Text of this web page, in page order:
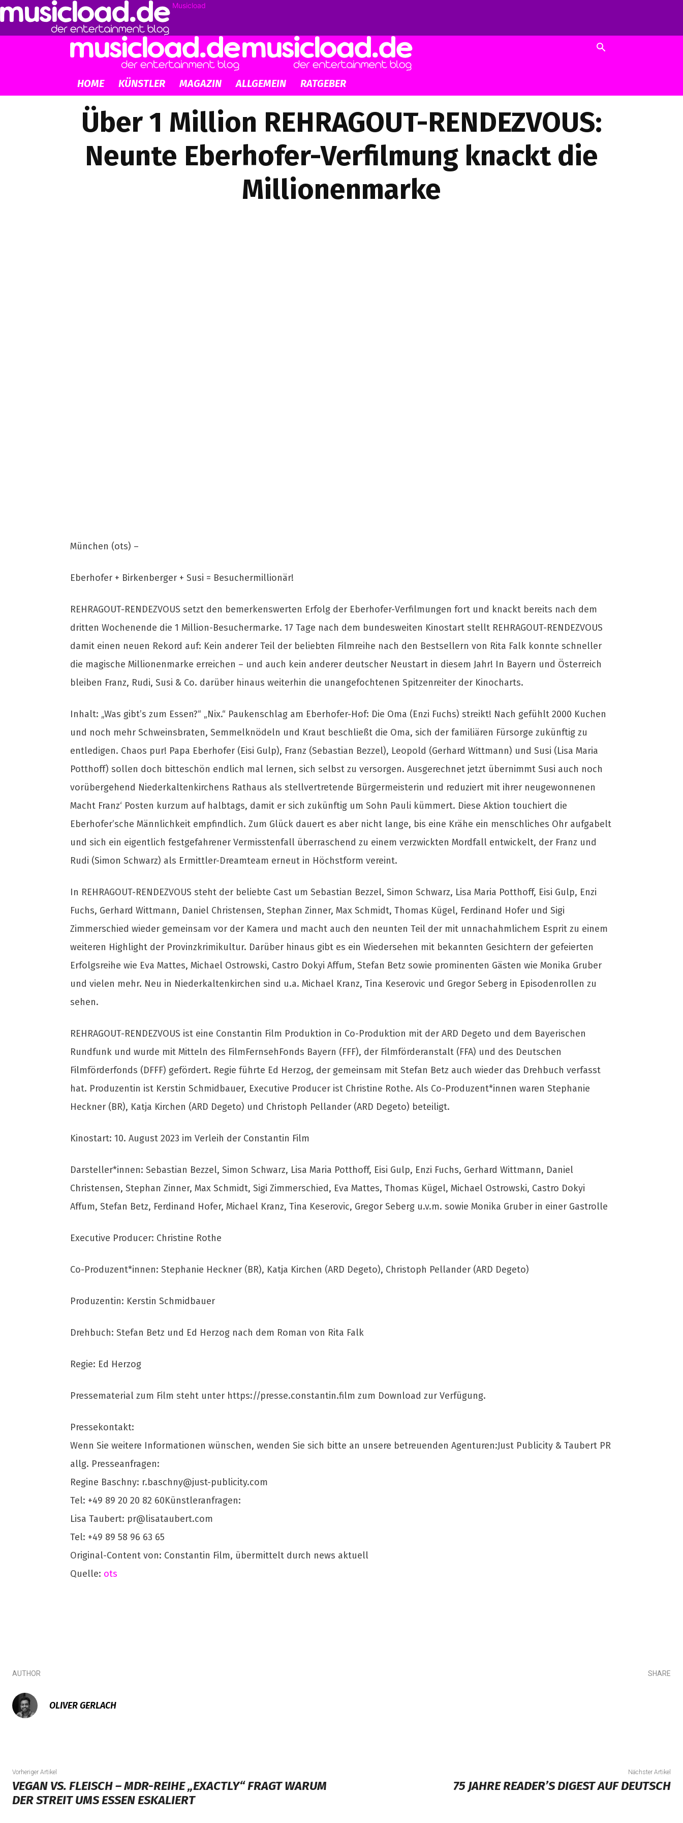
Musicload
HOME KÜNSTLER MAGAZIN ALLGEMEIN RATGEBER
Über 1 Million REHRAGOUT-RENDEZVOUS:
Neunte Eberhofer-Verfilmung knackt die
Millionenmarke
München (ots) –
Eberhofer + Birkenberger + Susi = Besuchermillionär!
REHRAGOUT-RENDEZVOUS setzt den bemerkenswerten Erfolg der Eberhofer-Verfilmungen fort und knackt bereits nach dem
dritten Wochenende die 1 Million-Besuchermarke. 17 Tage nach dem bundesweiten Kinostart stellt REHRAGOUT-RENDEZVOUS
damit einen neuen Rekord auf: Kein anderer Teil der beliebten Filmreihe nach den Bestsellern von Rita Falk konnte schneller
die magische Millionenmarke erreichen – und auch kein anderer deutscher Neustart in diesem Jahr! In Bayern und Österreich
bleiben Franz, Rudi, Susi & Co. darüber hinaus weiterhin die unangefochtenen Spitzenreiter der Kinocharts.
Inhalt: „Was gibt’s zum Essen?“ „Nix.“ Paukenschlag am Eberhofer-Hof: Die Oma (Enzi Fuchs) streikt! Nach gefühlt 2000 Kuchen
und noch mehr Schweinsbraten, Semmelknödeln und Kraut beschließt die Oma, sich der familiären Fürsorge zukünftig zu
entledigen. Chaos pur! Papa Eberhofer (Eisi Gulp), Franz (Sebastian Bezzel), Leopold (Gerhard Wittmann) und Susi (Lisa Maria
Potthoff) sollen doch bitteschön endlich mal lernen, sich selbst zu versorgen. Ausgerechnet jetzt übernimmt Susi auch noch
vorübergehend Niederkaltenkirchens Rathaus als stellvertretende Bürgermeisterin und reduziert mit ihrer neugewonnenen
Macht Franz‘ Posten kurzum auf halbtags, damit er sich zukünftig um Sohn Pauli kümmert. Diese Aktion touchiert die
Eberhofer’sche Männlichkeit empfindlich. Zum Glück dauert es aber nicht lange, bis eine Krähe ein menschliches Ohr aufgabelt
und sich ein eigentlich festgefahrener Vermisstenfall überraschend zu einem verzwickten Mordfall entwickelt, der Franz und
Rudi (Simon Schwarz) als Ermittler-Dreamteam erneut in Höchstform vereint.
In REHRAGOUT-RENDEZVOUS steht der beliebte Cast um Sebastian Bezzel, Simon Schwarz, Lisa Maria Potthoff, Eisi Gulp, Enzi
Fuchs, Gerhard Wittmann, Daniel Christensen, Stephan Zinner, Max Schmidt, Thomas Kügel, Ferdinand Hofer und Sigi
Zimmerschied wieder gemeinsam vor der Kamera und macht auch den neunten Teil der mit unnachahmlichem Esprit zu einem
weiteren Highlight der Provinzkrimikultur. Darüber hinaus gibt es ein Wiedersehen mit bekannten Gesichtern der gefeierten
Erfolgsreihe wie Eva Mattes, Michael Ostrowski, Castro Dokyi Affum, Stefan Betz sowie prominenten Gästen wie Monika Gruber
und vielen mehr. Neu in Niederkaltenkirchen sind u.a. Michael Kranz, Tina Keserovic und Gregor Seberg in Episodenrollen zu
sehen.
REHRAGOUT-RENDEZVOUS ist eine Constantin Film Produktion in Co-Produktion mit der ARD Degeto und dem Bayerischen
Rundfunk und wurde mit Mitteln des FilmFernsehFonds Bayern (FFF), der Filmförderanstalt (FFA) und des Deutschen
Filmförderfonds (DFFF) gefördert. Regie führte Ed Herzog, der gemeinsam mit Stefan Betz auch wieder das Drehbuch verfasst
hat. Produzentin ist Kerstin Schmidbauer, Executive Producer ist Christine Rothe. Als Co-Produzent*innen waren Stephanie
Heckner (BR), Katja Kirchen (ARD Degeto) und Christoph Pellander (ARD Degeto) beteiligt.
Kinostart: 10. August 2023 im Verleih der Constantin Film
Darsteller*innen: Sebastian Bezzel, Simon Schwarz, Lisa Maria Potthoff, Eisi Gulp, Enzi Fuchs, Gerhard Wittmann, Daniel
Christensen, Stephan Zinner, Max Schmidt, Sigi Zimmerschied, Eva Mattes, Thomas Kügel, Michael Ostrowski, Castro Dokyi
Affum, Stefan Betz, Ferdinand Hofer, Michael Kranz, Tina Keserovic, Gregor Seberg u.v.m. sowie Monika Gruber in einer Gastrolle
Executive Producer: Christine Rothe
Co-Produzent*innen: Stephanie Heckner (BR), Katja Kirchen (ARD Degeto), Christoph Pellander (ARD Degeto)
Produzentin: Kerstin Schmidbauer
Drehbuch: Stefan Betz und Ed Herzog nach dem Roman von Rita Falk
Regie: Ed Herzog
Pressematerial zum Film steht unter https://presse.constantin.film zum Download zur Verfügung.
Pressekontakt:
Wenn Sie weitere Informationen wünschen, wenden Sie sich bitte an unsere betreuenden Agenturen:Just Publicity & Taubert PR
allg. Presseanfragen:
Regine Baschny: r.baschny@just-publicity.com
Tel: +49 89 20 20 82 60Künstleranfragen:
Lisa Taubert: pr@lisataubert.com
Tel: +49 89 58 96 63 65
Original-Content von: Constantin Film, übermittelt durch news aktuell
Quelle: ots
AUTHOR
OLIVER GERLACH
SHARE
Vorheriger Artikel
VEGAN VS. FLEISCH – MDR-REIHE „EXACTLY“ FRAGT WARUM
DER STREIT UMS ESSEN ESKALIERT
Nächster Artikel
75 JAHRE READER’S DIGEST AUF DEUTSCH